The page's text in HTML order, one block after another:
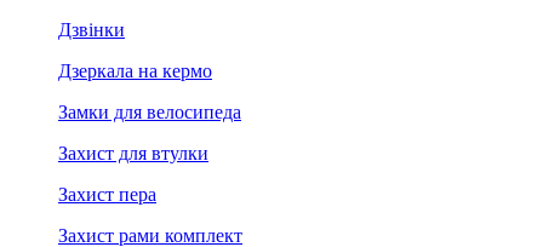
Дзвінки
Дзеркала на кермо
Замки для велосипеда
Захист для втулки
Захист пера
Захист рами комплект